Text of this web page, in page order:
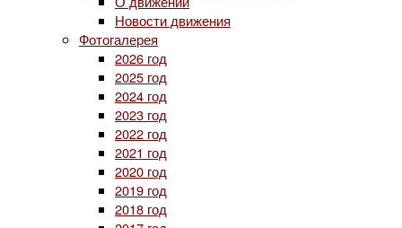
Новости движения
Фотогалерея
2026 год
2025 год
2024 год
2023 год
2022 год
2021 год
2020 год
2019 год
2018 год